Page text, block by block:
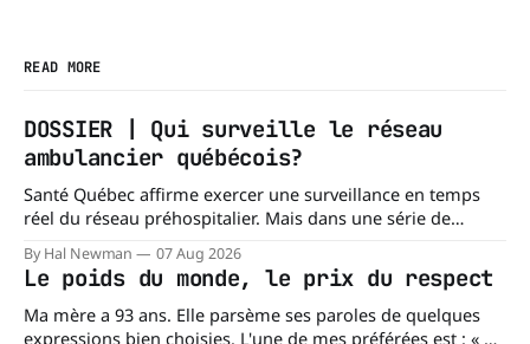
READ MORE
DOSSIER | Qui surveille le réseau
ambulancier québécois?
Santé Québec affirme exercer une surveillance en temps
réel du réseau préhospitalier. Mais dans une série de
réponses transmises à La Dernière Ambulance,
l'organisation confirme ne pas tenir certains registres
provinciaux qui permettraient de mesurer des situations
pourtant fondamentales pour évaluer la capacité du réseau
à répondre à
By Hal Newman 07 Aug 2026
Le poids du monde, le prix du respect
Ma mère a 93 ans. Elle parsème ses paroles de quelques
expressions bien choisies. L'une de mes préférées est : « À